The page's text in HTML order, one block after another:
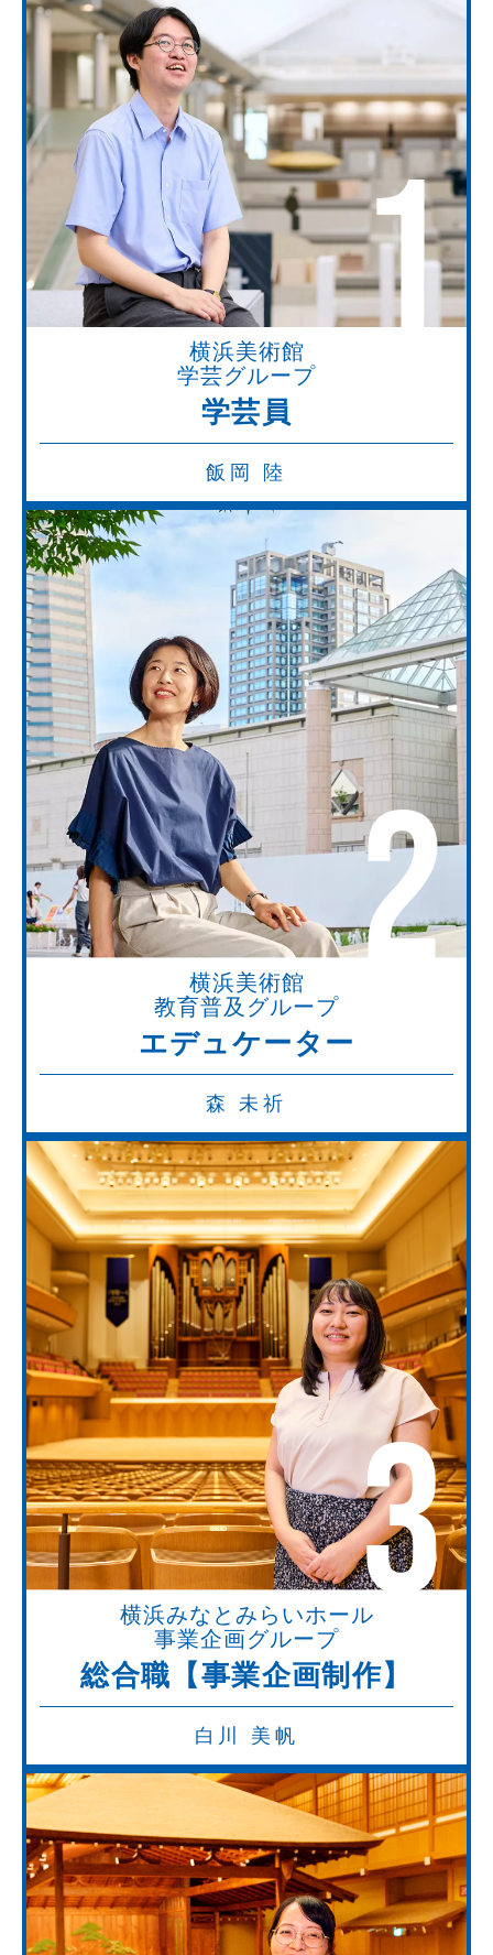
1
横浜美術館
学芸グループ
学芸員
飯岡 陸
2
横浜美術館
教育普及グループ
エデュケーター
森 未祈
3
横浜みなとみらいホール
事業企画グループ
総合職【事業企画制作】
白川 美帆